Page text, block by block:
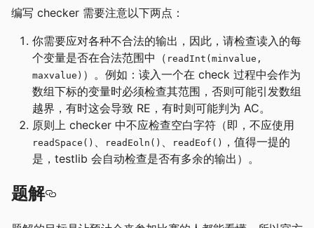
编写 checker 需要注意以下两点：
你需要应对各种不合法的输出，因此，请检查读入的每
个变量是否在合法范围中（ readInt(minvalue,
maxvalue) ）。例如：读入一个在 check 过程中会作为
数组下标的变量时必须检查其范围，否则可能引发数组
越界，有时这会导致 RE，有时则可能判为 AC。
原则上 checker 中不应检查空白字符（即，不应使用
readSpace() readEoln() readEof()
，值得一提的
是，testlib 会自动检查是否有多余的输出）。
题解